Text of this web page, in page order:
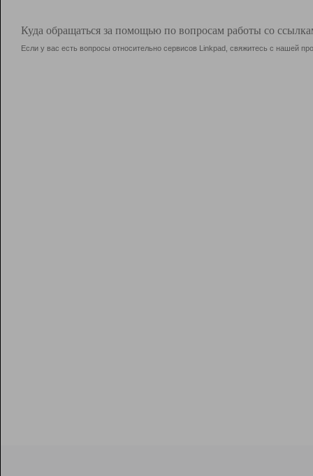
Куда обращаться за помощью по вопросам работы со
Если у вас есть вопросы относительно сервисов Linkpad, свяжитесь с нашей